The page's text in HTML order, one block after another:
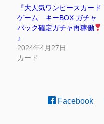
『大人気ワンピースカード
ゲーム キーBOX ガチャ
パック確定ガチャ再稼働
』
2024年4月27日
カード
Facebook